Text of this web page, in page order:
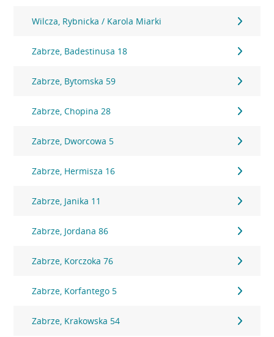
Wilcza, Rybnicka / Karola Miarki
Zabrze, Badestinusa 18
Zabrze, Bytomska 59
Zabrze, Chopina 28
Zabrze, Dworcowa 5
Zabrze, Hermisza 16
Zabrze, Janika 11
Zabrze, Jordana 86
Zabrze, Korczoka 76
Zabrze, Korfantego 5
Zabrze, Krakowska 54